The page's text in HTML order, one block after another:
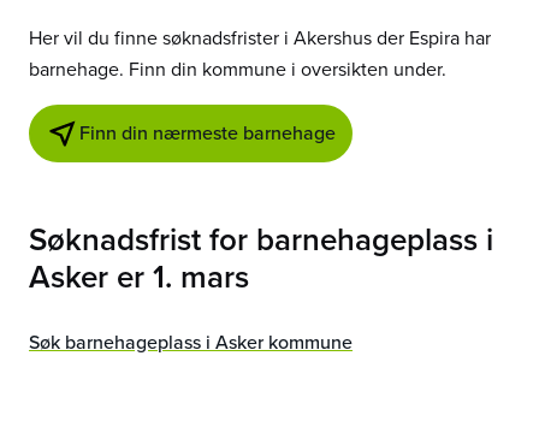
Her vil du finne søknadsfrister i Akershusder Espira har
barnehage. Finn din kommune i oversikten under.
Finn din nærmeste barnehage
Søknadsfrist for barnehageplass i
Asker er1. mars
Søk barnehageplass i Asker kommune